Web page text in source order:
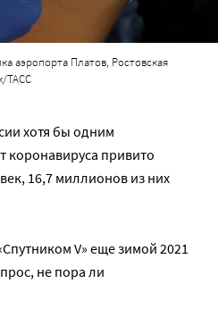
аэропорта Платов, Ростовская
ТАСС
хотя бы одним
коронавируса привито
16,7 миллионов из них
V» еще зимой 2021
не пора ли